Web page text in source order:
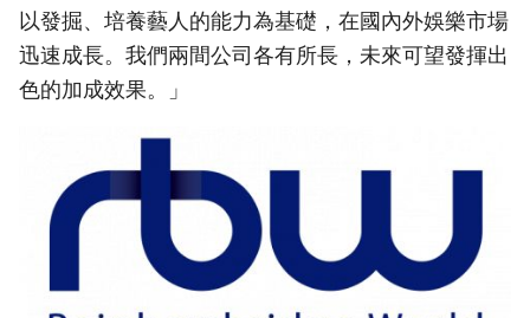
以發掘、培養藝人的能力為基礎，在國內外娛樂市場
迅速成長。我們兩間公司各有所長，未來可望發揮出
色的加成效果。」